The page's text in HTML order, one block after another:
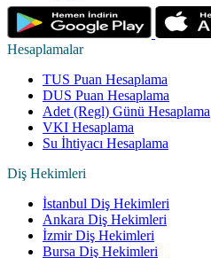
Hesaplamalar
TUS Puan Hesaplama
DUS Puan Hesaplama
Adet (Regl) Günü Hesaplama
VKI Hesaplama
Su İhtiyacı Hesaplama
Diş Hekimleri
İstanbul Diş Hekimleri
Ankara Diş Hekimleri
İzmir Diş Hekimleri
Bursa Diş Hekimleri